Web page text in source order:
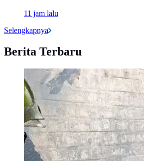
11 jam lalu
Selengkapnya
Berita Terbaru